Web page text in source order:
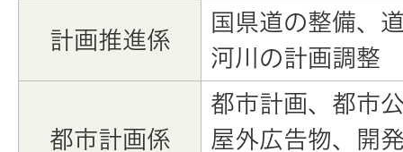
計画推進係
国県道の整備、
河川の計画調整
都市計画係
都市計画、都市
屋外広告物、開